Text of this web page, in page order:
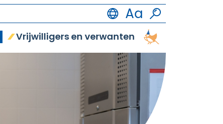
Vrijwilligers en verwanten